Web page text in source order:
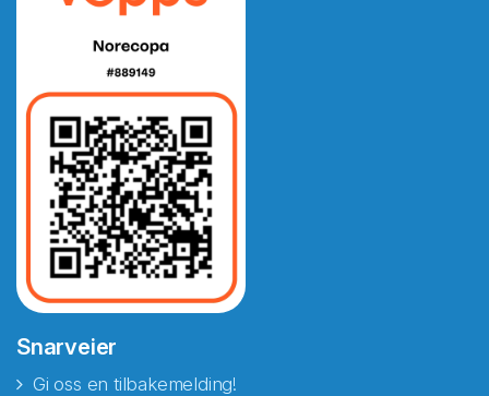
Snarveier
Gi oss en tilbakemelding!